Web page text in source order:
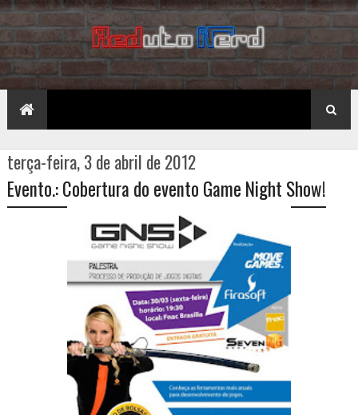
terça-feira, 3 de abril de 2012
Evento.: Cobertura do evento Game Night Show!